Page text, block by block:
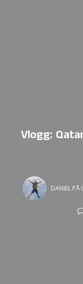
Vlogg:
DANIEL PÅ